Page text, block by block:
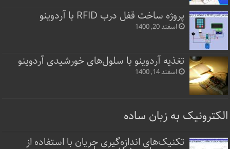
پروژه ساخت قفل‌ درب RFID با آردوینو
اسفند 20, 1400
تغذیه آردوینو با سلول‌های خورشیدی آردوینو
اسفند 14, 1400
الکترونیک به زبان ساده
تکنیک‌های اندازه‌گیری جریان با استفاده از